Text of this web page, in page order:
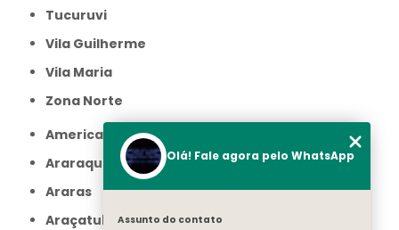
Tucuruvi
Vila Guilherme
Vila Maria
Zona Norte
Americana
Araraquara
Araras
Araçatuba
Olá! Fale agora pelo WhatsApp
Assunto do contato